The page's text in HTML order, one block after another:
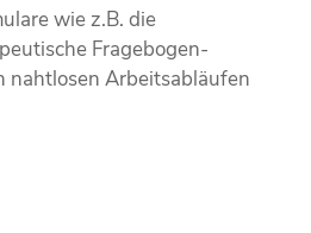
wie z.B. die
Fragebogen-
nahtlosen Arbeitsabläufen